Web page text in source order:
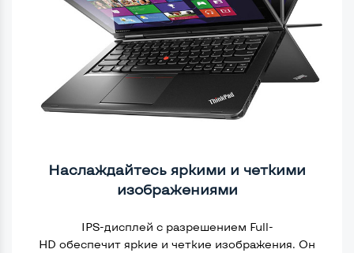
Наслаждайтесь яркими и четкими
изображениями
IPS-дисплей с разрешением Full-
HD обеспечит яркие и четкие изображения. Он